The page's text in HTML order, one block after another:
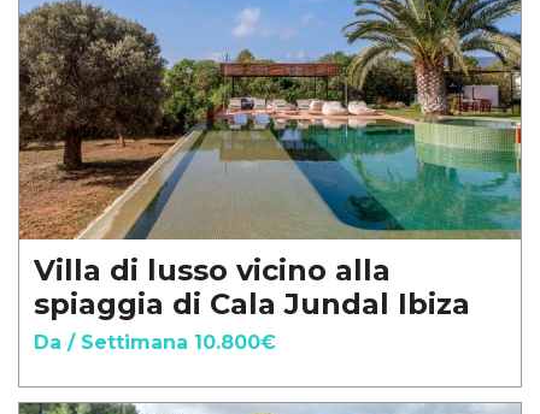
Villa di lusso vicino alla
spiaggia di Cala Jundal Ibiza
Da / Settimana 10.800€